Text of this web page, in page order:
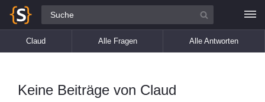
Alle Fragen
Claud Alle Fragen Alle Antworten
Keine Beiträge von Claud